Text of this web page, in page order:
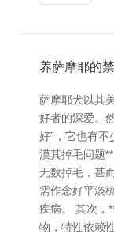
养萨摩耶的
萨摩耶犬以其
好者的深爱。
好”，它也有
漠其掉毛问题
无数掉毛，甚
需作念好平淡
疾病。 其次，
物，特性依赖